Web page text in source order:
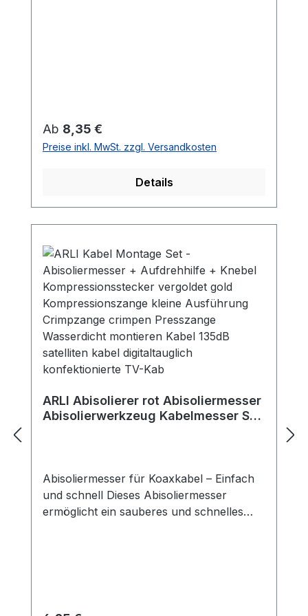
Regulärer Preis:
Ab 8,35 €
Preise inkl. MwSt. zzgl. Versandkosten
Details
ARLI Abisolierer rot Abisoliermesser
Abisolierwerkzeug Kabelmesser Sat
Abisoliermesser für Koaxkabel – Einfach
und schnell Dieses Abisoliermesser
ermöglicht ein sauberes und schnelles
präzise Kabelverarbeitung. Einfache